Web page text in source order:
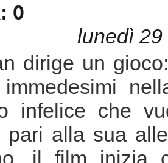
0
lunedì 29
dirige un
infelice che
pari alla sua
il film inizia